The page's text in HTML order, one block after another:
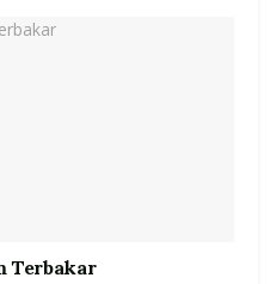
Terbakar